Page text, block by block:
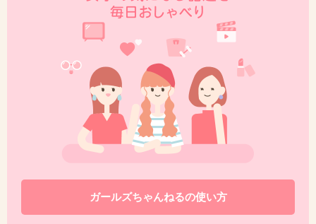
まぁ、そりゃそうだ。
+108
遊び歩いて感染したやつに、
なぜ税金を使うのか。
ガールズちゃんねるの使い方